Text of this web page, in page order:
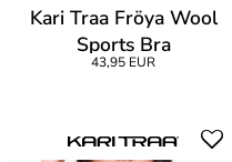
Kari Traa Fröya Wool
Sports Bra
43,95 EUR